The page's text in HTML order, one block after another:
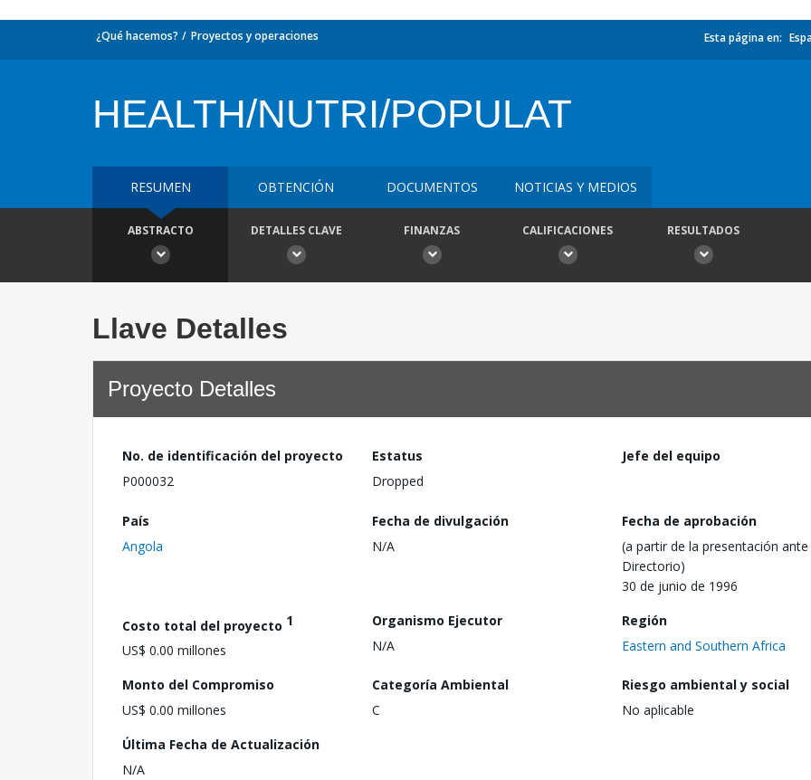
¿Qué hacemos? Proyectos y operaciones Esta página en:
HEALTH/NUTRI/POPULAT
RESUMEN OBTENCIÓN DOCUMENTOS NOTICIAS Y MEDIOS
ABSTRACTO DETALLES CLAVE FINANZAS CALIFICACIONES RESULTADOS
Llave Detalles
Proyecto Detalles
No. de identificación del proyecto
P000032
Estatus
Dropped
Jefe del equipo
País
Angola
Fecha de divulgación
N/A
Fecha de aprobación
(a partir de la presentación ante
Directorio)
30 de junio de 1996
Costo total del proyecto 1
US$ 0.00 millones
Organismo Ejecutor
N/A
Región
Eastern and Southern Africa
Monto del Compromiso
US$ 0.00 millones
Categoría Ambiental
C
Riesgo ambiental y social
No aplicable
Última Fecha de Actualización
N/A